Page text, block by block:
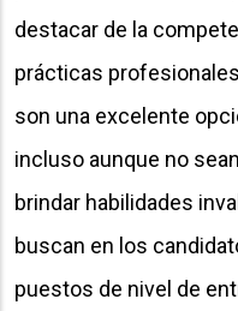
destacar de la
prácticas
son una excelente
incluso aunque no
brindar habilidades
buscan en los
puestos de nivel de